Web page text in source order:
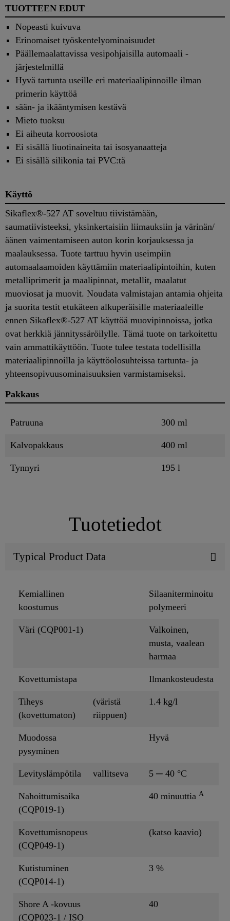
TUOTTEEN EDUT
Nopeasti kuivuva
Erinomaiset työskentelyominaisuudet
Päällemaalattavissa vesipohjaisilla automaali -
järjestelmillä
Hyvä tartunta useille eri materiaalipinnoille ilman
primerin käyttöä
sään- ja ikääntymisen kestävä
Mieto tuoksu
Ei aiheuta korroosiota
Ei sisällä liuotinaineita tai isosyanaatteja
Ei sisällä silikonia tai PVC:tä
Käyttö
Sikaflex®-527 AT soveltuu tiivistämään,
saumatiivisteeksi, yksinkertaisiin liimauksiin ja värinän/
äänen vaimentamiseen auton korin korjauksessa ja
maalauksessa. Tuote tarttuu hyvin useimpiin
automaalaamoiden käyttämiin materiaalipintoihin, kuten
metalliprimerit ja maalipinnat, metallit, maalatut
muoviosat ja muovit. Noudata valmistajan antamia ohjeita
ja suorita testit etukäteen alkuperäisille materiaaleille
ennen Sikaflex®-527 AT käyttöä muovipinnoissa, jotka
ovat herkkiä jännityssäröilylle. Tämä tuote on tarkoitettu
vain ammattikäyttöön. Tuote tulee testata todellisilla
materiaalipinnoilla ja käyttöolosuhteissa tartunta- ja
yhteensopivuusominaisuuksien varmistamiseksi.
Pakkaus
Patruuna 300 ml
Kalvopakkaus 400 ml
Tynnyri 195 l
Tuotetiedot
Typical Product Data
Kemiallinen
koostumus
Silaaniterminoitu
polymeeri
Väri (CQP001-1)
Valkoinen,
musta, vaalean
harmaa
Kovettumistapa Ilmankosteudesta
Tiheys
(kovettumaton)
(väristä
riippuen)
1.4 kg/l
Muodossa
pysyminen
Hyvä
Levityslämpötila vallitseva 5 ─ 40 °C
Nahoittumisaika
(CQP019-1)
40 minuuttia A
Kovettumisnopeus
(CQP049-1)
(katso kaavio)
Kutistuminen
(CQP014-1)
3 %
Shore A -kovuus
(CQP023-1 / ISO
40